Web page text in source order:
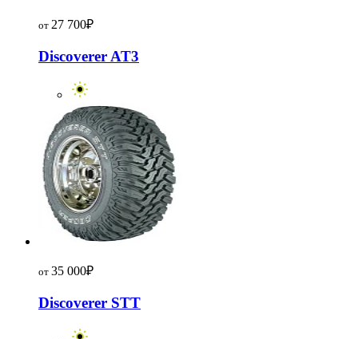
от 27 700₽
Discoverer AT3
от 35 000₽
Discoverer STT